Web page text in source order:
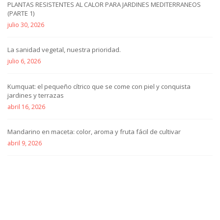
PLANTAS RESISTENTES AL CALOR PARA JARDINES MEDITERRANEOS
(PARTE 1)
julio 30, 2026
La sanidad vegetal, nuestra prioridad.
julio 6, 2026
Kumquat: el pequeño cítrico que se come con piel y conquista
jardines y terrazas
abril 16, 2026
Mandarino en maceta: color, aroma y fruta fácil de cultivar
abril 9, 2026